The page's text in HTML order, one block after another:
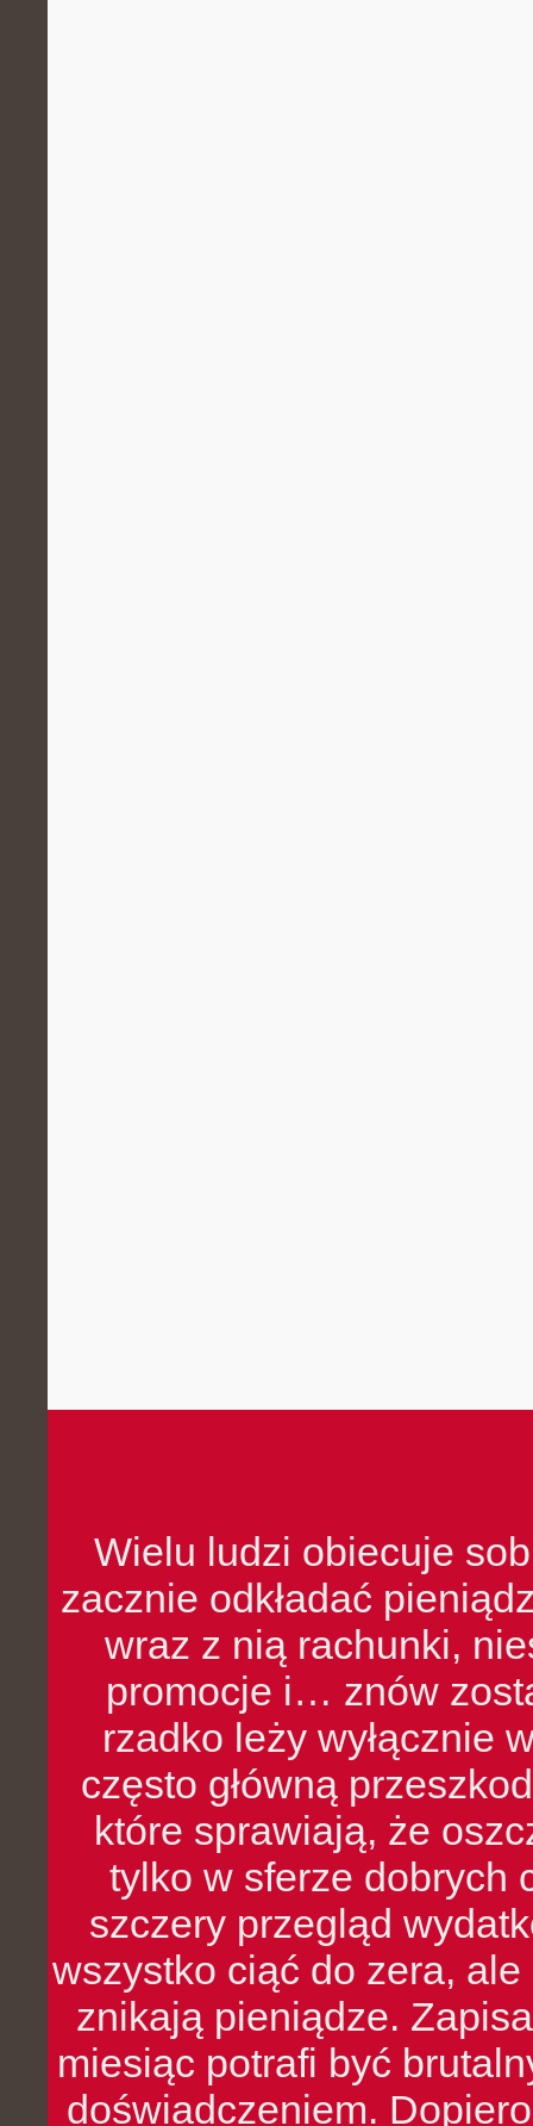
Wielu ludzi obiecuje
zacznie odkładać
wraz z nią rachunki,
promocje i… znów
rzadko leży wyłącznie
często główną
które sprawiają, że
tylko w sferze dobrych
szczery przegląd
wszystko ciąć do zera,
znikają pieniądze.
miesiąc potrafi być
doświadczeniem.